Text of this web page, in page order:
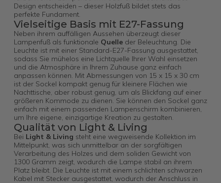
Design entscheiden – dieser Holzfuß bildet stets das
perfekte Fundament.
Vielseitige Basis mit E27-Fassung
Neben ihrem auffälligen Aussehen überzeugt dieser
Lampenfuß als funktionale Quelleder Beleuchtung. Die
Leuchte ist mit einer Standard-E27-Fassung ausgestattet,
sodass Sie mühelos eine Lichtquelle Ihrer Wahl einsetzen
und die Atmosphäre in Ihrem Zuhause ganz einfach
anpassen können. Mit Abmessungen von 15 x 15 x 30 cm
ist der Sockel kompakt genug für kleinere Flächen wie
Nachttische, aber robust genug, um als Blickfang auf einer
größeren Kommode zu dienen. Sie können den Sockel ganz
einfach mit einem passenden Lampenschirm kombinieren,
um Ihre eigene, einzigartige Kreation zu gestalten.
Qualität von Light & Living
Bei Light & Living steht eine wegweisende Kollektion im
Mittelpunkt, was sich unmittelbar an der sorgfältigen
Verarbeitung des Holzes und dem soliden Gewicht von
1300 Gramm zeigt, wodurch die Lampe stabil an ihrem
Platz bleibt. Die Leuchte ist mit einem schlichten schwarzen
Kabel mit Stecker ausgestattet, wodurch der Anschluss in